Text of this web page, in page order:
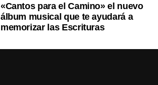
«Cantos para el Camino» el nuevo
álbum musical que te ayudará a
memorizar las Escrituras